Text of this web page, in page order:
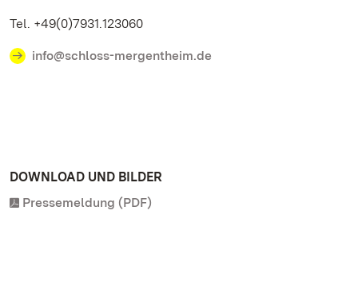
Tel. +49(0)7931.123060
info@schloss-mergentheim.de
DOWNLOAD UND BILDER
Pressemeldung (PDF)